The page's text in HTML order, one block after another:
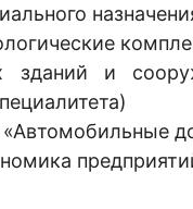
зданий и